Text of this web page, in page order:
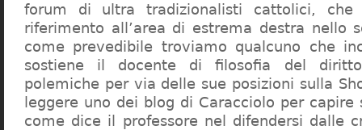
forum di ultra tradizionalisti cattolici,
riferimento all’area di estrema destra nello
come prevedibile troviamo qualcuno che
sostiene il docente di filosofia del
polemiche per via delle sue posizioni sulla
leggere uno dei blog di Caracciolo per
come dice il professore nel difendersi dalle